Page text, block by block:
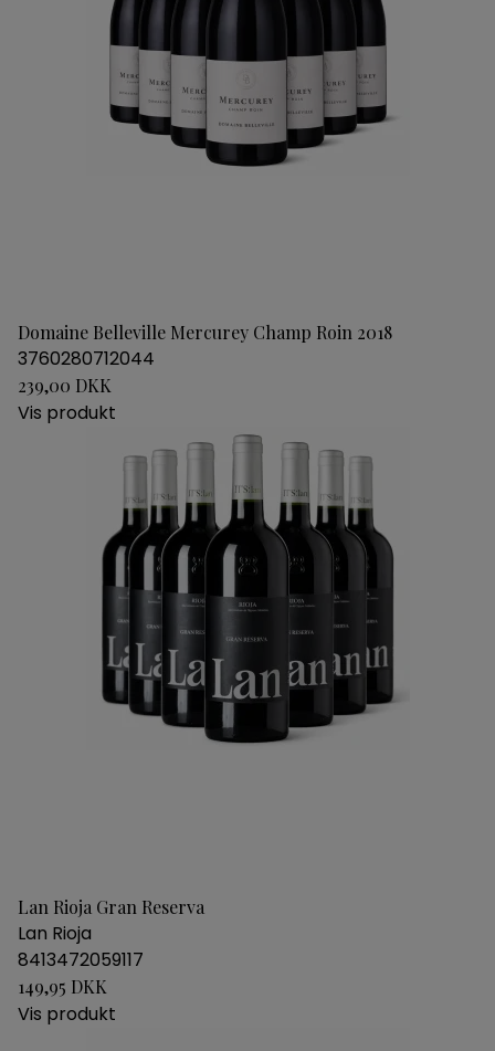
Domaine Belleville Mercurey Champ Roin 2018
3760280712044
239,00 DKK
Vis produkt
Lan Rioja Gran Reserva
Lan Rioja
8413472059117
149,95 DKK
Vis produkt